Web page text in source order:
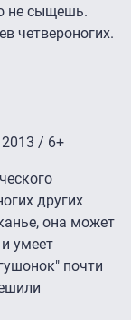
не сыщешь.
четвероногих.
/ 6+
других
она может
умеет
почти